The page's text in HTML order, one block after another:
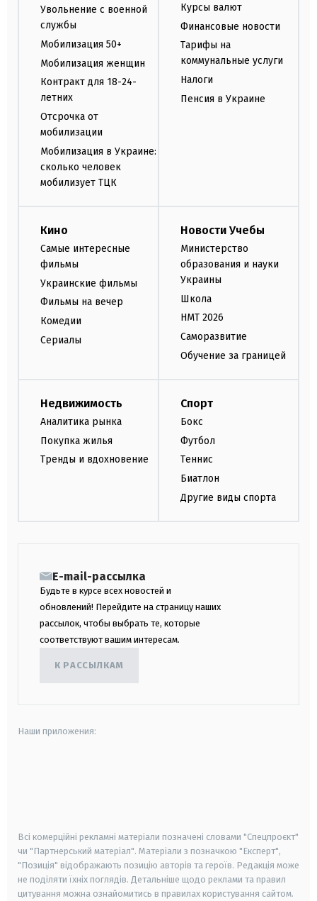
Увольнение с военной
службы
Мобилизация 50+
Мобилизация женщин
Контракт для 18-24-
летних
Отсрочка от
мобилизации
Мобилизация в Украине:
сколько человек
мобилизует ТЦК
Курсы валют
Финансовые новости
Тарифы на
коммунальные услуги
Налоги
Пенсия в Украине
Кино
Самые интересные
фильмы
Украинские фильмы
Фильмы на вечер
Комедии
Сериалы
Новости Учебы
Министерство
образования и науки
Украины
Школа
НМТ 2026
Саморазвитие
Обучение за границей
Недвижимость
Аналитика рынка
Покупка жилья
Тренды и вдохновение
Спорт
Бокс
Футбол
Теннис
Биатлон
Другие виды спорта
E-mail-рассылка
Будьте в курсе всех новостей и
обновлений! Перейдите на страницу наших
рассылок, чтобы выбрать те, которые
соответствуют вашим интересам.
К РАССЫЛКАМ
Наши приложения:
Всі комерційні рекламні матеріали позначені словами "Спецпроєкт"
чи "Партнерський матеріал". Матеріали з позначкою "Експерт",
"Позиція" відображають позицію авторів та героїв. Редакція може
не поділяти їхніх поглядів. Детальніше щодо реклами та правил
цитування можна ознайомитись в правилах користування сайтом.